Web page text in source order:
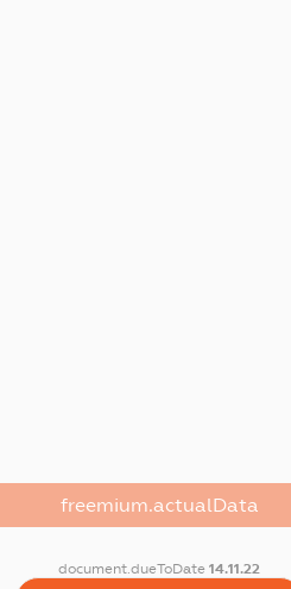
freemium.actualData
document.dueToDate14.11.22